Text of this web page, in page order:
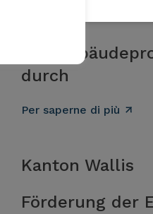
Das
durch
Per saperne di più
Kanton Wallis
Förderung der